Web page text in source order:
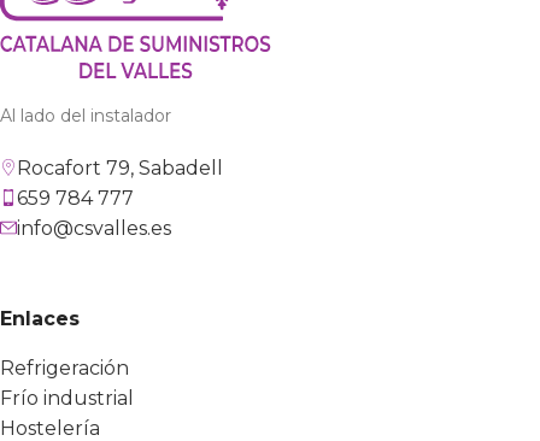
Al lado del instalador
Rocafort 79, Sabadell
659 784 777
info@csvalles.es
Enlaces
Refrigeración
Frío industrial
Hostelería